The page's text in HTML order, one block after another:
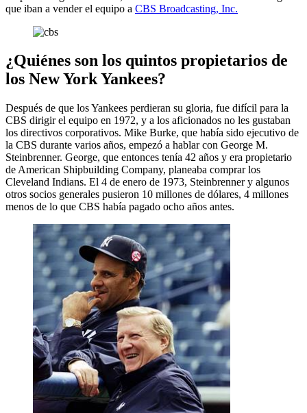
que iban a vender el equipo a CBS Broadcasting, Inc.
¿Quiénes son los quintos propietarios de
los New York Yankees?
Después de que los Yankees perdieran su gloria, fue difícil para la
CBS dirigir el equipo en 1972, y a los aficionados no les gustaban
los directivos corporativos. Mike Burke, que había sido ejecutivo de
la CBS durante varios años, empezó a hablar con George M.
Steinbrenner. George, que entonces tenía 42 años y era propietario
de American Shipbuilding Company, planeaba comprar los
Cleveland Indians. El 4 de enero de 1973, Steinbrenner y algunos
otros socios generales pusieron 10 millones de dólares, 4 millones
menos de lo que CBS había pagado ocho años antes.